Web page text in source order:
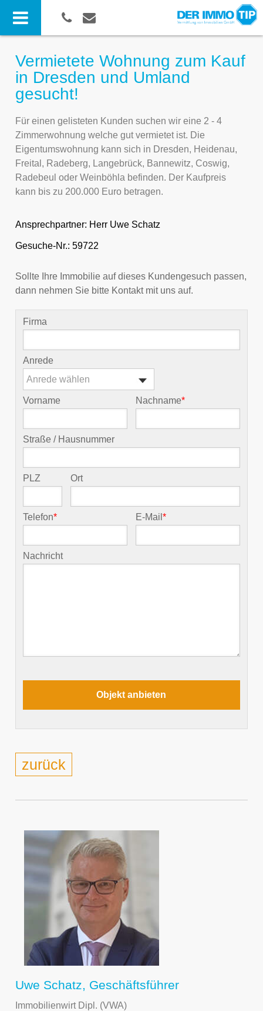
Vermietete Wohnung zum Kauf
in Dresden und Umland
gesucht!
Für einen gelisteten Kunden suchen wir eine 2 - 4
Zimmerwohnung welche gut vermietet ist. Die
Eigentumswohnung kann sich in Dresden, Heidenau,
Freital, Radeberg, Langebrück, Bannewitz, Coswig,
Radebeul oder Weinböhla befinden. Der Kaufpreis
kann bis zu 200.000 Euro betragen.
Ansprechpartner: Herr Uwe Schatz
Gesuche-Nr.: 59722
Sollte Ihre Immobilie auf dieses Kundengesuch passen,
dann nehmen Sie bitte Kontakt mit uns auf.
Firma
Anrede
Anrede wählen
Vorname Nachname*
Straße / Hausnummer
PLZ Ort
Telefon* E-Mail*
Nachricht
zurück
Uwe Schatz, Geschäftsführer
Immobilienwirt Dipl. (VWA)